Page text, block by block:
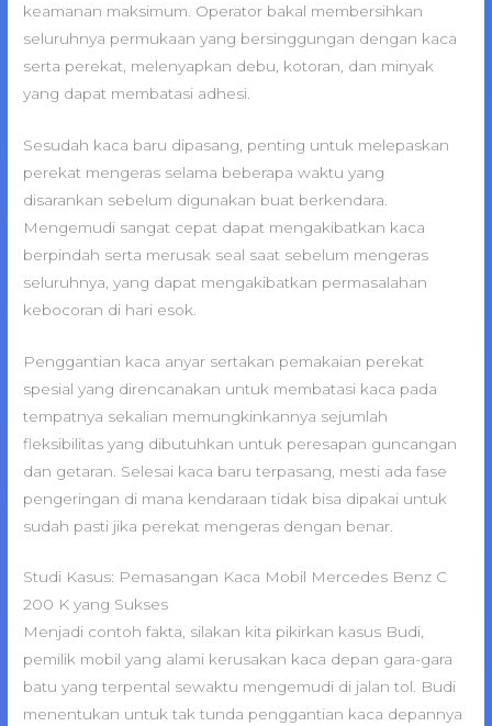
keamanan maksimum. Operator bakal membersihkan
seluruhnya permukaan yang bersinggungan dengan kaca
serta perekat, melenyapkan debu, kotoran, dan minyak
yang dapat membatasi adhesi.
Sesudah kaca baru dipasang, penting untuk melepaskan
perekat mengeras selama beberapa waktu yang
disarankan sebelum digunakan buat berkendara.
Mengemudi sangat cepat dapat mengakibatkan kaca
berpindah serta merusak seal saat sebelum mengeras
seluruhnya, yang dapat mengakibatkan permasalahan
kebocoran di hari esok.
Penggantian kaca anyar sertakan pemakaian perekat
spesial yang direncanakan untuk membatasi kaca pada
tempatnya sekalian memungkinkannya sejumlah
fleksibilitas yang dibutuhkan untuk peresapan guncangan
dan getaran. Selesai kaca baru terpasang, mesti ada fase
pengeringan di mana kendaraan tidak bisa dipakai untuk
sudah pasti jika perekat mengeras dengan benar.
Studi Kasus: Pemasangan Kaca Mobil Mercedes Benz C
200 K yang Sukses
Menjadi contoh fakta, silakan kita pikirkan kasus Budi,
pemilik mobil yang alami kerusakan kaca depan gara-gara
batu yang terpental sewaktu mengemudi di jalan tol. Budi
menentukan untuk tak tunda penggantian kaca depannya